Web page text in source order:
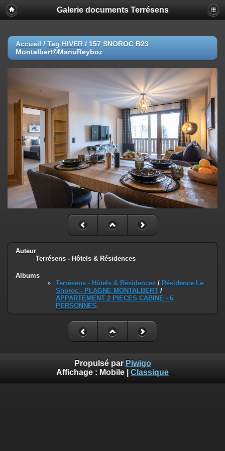
Galerie documents Terrésens
Accueil / Tag HIVER / 157 SNOROC B23
Montalbert©ManuReyboz
Auteur
Terrésens - Hôtels & Résidences
Albums
Terrésens - Hôtels & Résidences / Résidence Le
Snoroc - PLAGNE MONTALBERT /
APPARTEMENT 2 PIECES CABINE - 6
PERSONNES
Propulsé par Piwigo
Affichage : Mobile Classique